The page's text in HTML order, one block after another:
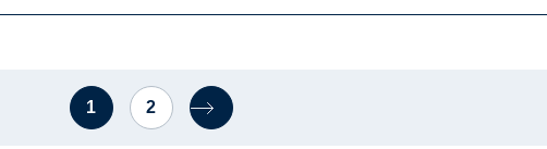
1 2